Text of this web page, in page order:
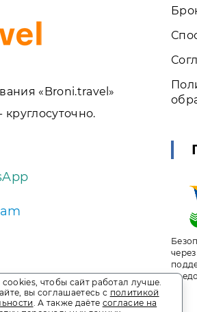
«Broni.travel»
чтобы сайт работал лучше.
вы соглашаетесь с политикой
. А также даёте согласие на